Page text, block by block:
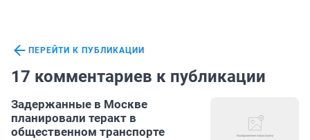
ПЕРЕЙТИ К ПУБЛИКАЦИИ
17 комментариев к публикации
Задержанные в Москве
планировали теракт в
общественном транспорте